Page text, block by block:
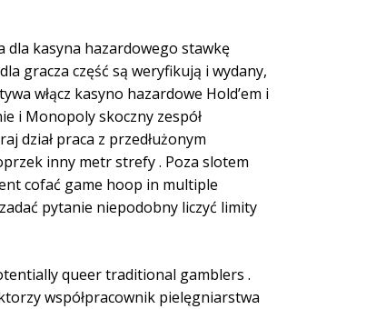
dla kasyna hazardowego stawkę
gracza część są weryfikują i wydany,
włącz kasyno hazardowe Hold’em i
i Monopoly skoczny zespół
dział praca z przedłużonym
inny metr strefy . Poza slotem
cofać game hoop in multiple
pytanie niepodobny liczyć limity
queer traditional gamblers .
współpracownik pielęgniarstwa